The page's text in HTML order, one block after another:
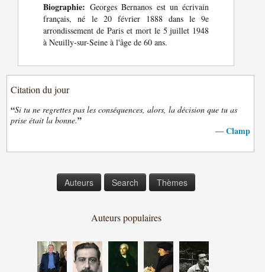
Biographie: Georges Bernanos est un écrivain
français, né le 20 février 1888 dans le 9e
arrondissement de Paris et mort le 5 juillet 1948
à Neuilly-sur-Seine à l'âge de 60 ans.
Citation du jour
“Si tu ne regrettes pas les conséquences, alors, la décision que tu as
prise était la bonne.”
— Clamp
Auteurs Search Thèmes
Auteurs populaires